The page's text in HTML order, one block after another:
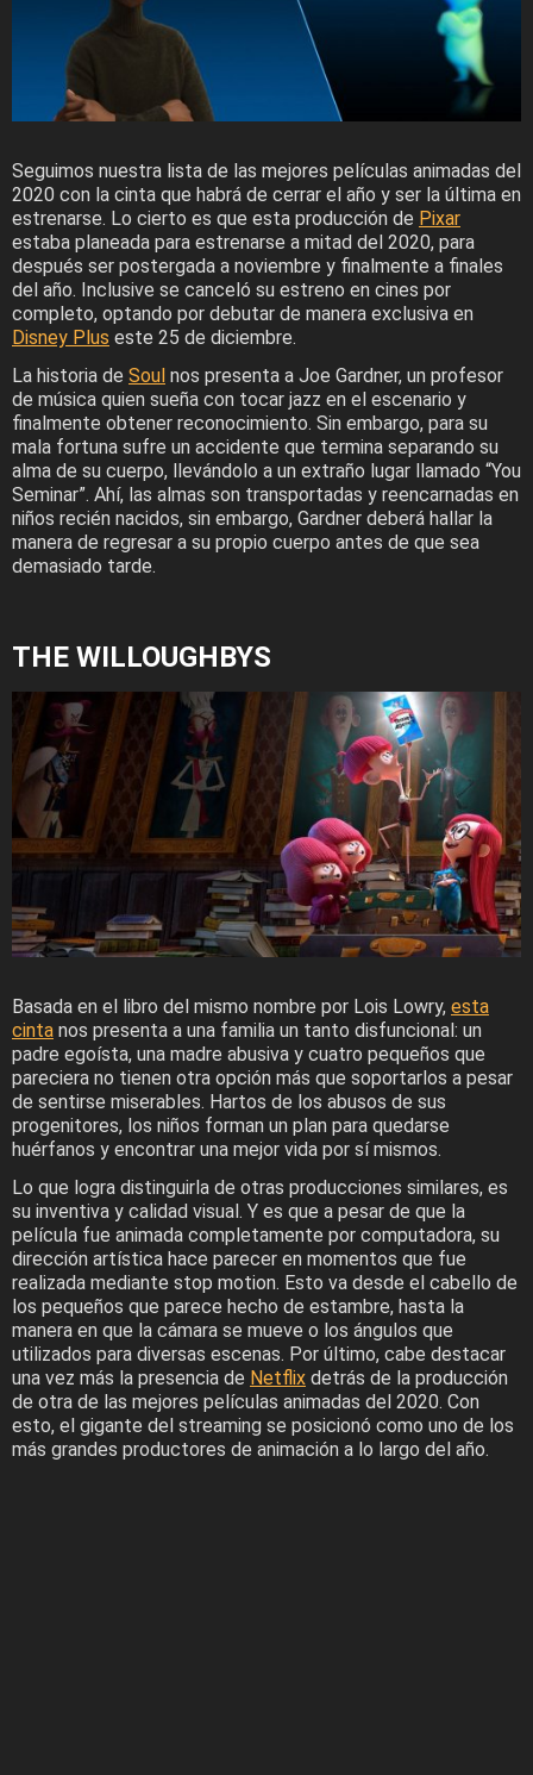
Seguimos nuestra lista de las mejores películas animadas del
2020 con la cinta que habrá de cerrar el año y ser la última en
estrenarse. Lo cierto es que esta producción de Pixar
estaba planeada para estrenarse a mitad del 2020, para
después ser postergada a noviembre y finalmente a finales
del año. Inclusive se canceló su estreno en cines por
completo, optando por debutar de manera exclusiva en
Disney Plus este 25 de diciembre.
La historia de Soul nos presenta a Joe Gardner, un profesor
de música quien sueña con tocar jazz en el escenario y
finalmente obtener reconocimiento. Sin embargo, para su
mala fortuna sufre un accidente que termina separando su
alma de su cuerpo, llevándolo a un extraño lugar llamado “You
Seminar”. Ahí, las almas son transportadas y reencarnadas en
niños recién nacidos, sin embargo, Gardner deberá hallar la
manera de regresar a su propio cuerpo antes de que sea
demasiado tarde.
THE WILLOUGHBYS
Basada en el libro del mismo nombre por Lois Lowry, esta
cinta nos presenta a una familia un tanto disfuncional: un
padre egoísta, una madre abusiva y cuatro pequeños que
pareciera no tienen otra opción más que soportarlos a pesar
de sentirse miserables. Hartos de los abusos de sus
progenitores, los niños forman un plan para quedarse
huérfanos y encontrar una mejor vida por sí mismos.
Lo que logra distinguirla de otras producciones similares, es
su inventiva y calidad visual. Y es que a pesar de que la
película fue animada completamente por computadora, su
dirección artística hace parecer en momentos que fue
realizada mediante stop motion. Esto va desde el cabello de
los pequeños que parece hecho de estambre, hasta la
manera en que la cámara se mueve o los ángulos que
utilizados para diversas escenas. Por último, cabe destacar
una vez más la presencia de Netflix detrás de la producción
de otra de las mejores películas animadas del 2020. Con
esto, el gigante del streaming se posicionó como uno de los
más grandes productores de animación a lo largo del año.